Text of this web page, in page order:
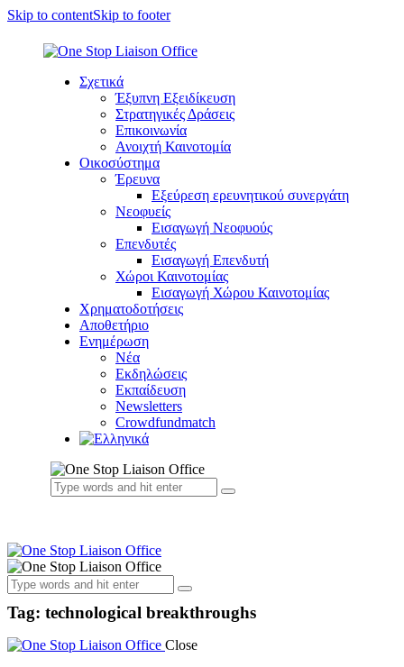
Skip to contentSkip to footer
Σχετικά
Έξυπνη Εξειδίκευση
Στρατηγικές Δράσεις
Επικοινωνία
Ανοιχτή Καινοτομία
Οικοσύστημα
Έρευνα
Εξεύρεση ερευνητικού συνεργάτη
Νεοφυείς
Εισαγωγή Νεοφυούς
Επενδυτές
Εισαγωγή Επενδυτή
Χώροι Καινοτομίας
Εισαγωγή Χώρου Καινοτομίας
Χρηματοδοτήσεις
Αποθετήριο
Ενημέρωση
Νέα
Εκδηλώσεις
Εκπαίδευση
Newsletters
Crowdfundmatch
Tag: technological breakthroughs
Close